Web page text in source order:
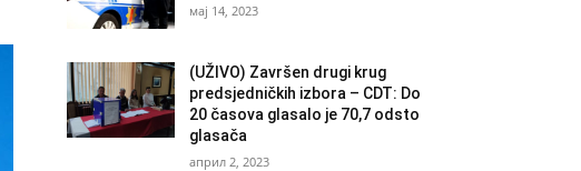
мај 14, 2023
(UŽIVO) Završen drugi krug
predsjedničkih izbora – CDT: Do
20 časova glasalo je 70,7 odsto
glasača
април 2, 2023